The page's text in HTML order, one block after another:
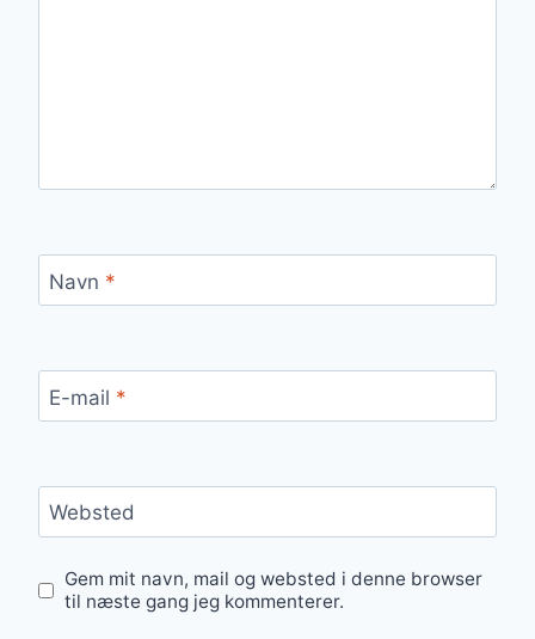
Navn *
E-mail *
Websted
Gem mit navn, mail og websted i denne browser
til næste gang jeg kommenterer.